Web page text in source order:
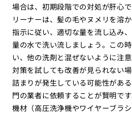
場合は、初期段階での対処が肝心
リーナーは、髪の毛やヌメリを溶
指示に従い、適切な量を流し込み
量の水で洗い流しましょう。この
い、他の洗剤と混ぜないように注
対策を試しても改善が見られない
詰まりが発生している可能性があ
門の業者に依頼することが賢明で
機材（高圧洗浄機やワイヤーブラ